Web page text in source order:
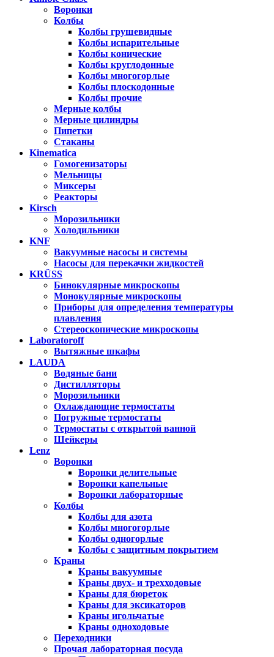
Воронки
Колбы
Колбы грушевидные
Колбы испарительные
Колбы конические
Колбы круглодонные
Колбы многогорлые
Колбы плоскодонные
Колбы прочие
Мерные колбы
Мерные цилиндры
Пипетки
Стаканы
Kinematica
Гомогенизаторы
Мельницы
Миксеры
Реакторы
Kirsch
Морозильники
Холодильники
KNF
Вакуумные насосы и системы
Насосы для перекачки жидкостей
KRÜSS
Бинокулярные микроскопы
Монокулярные микроскопы
Приборы для определения температуры
плавления
Стереоскопические микроскопы
Laboratoroff
Вытяжные шкафы
LAUDA
Водяные бани
Дистилляторы
Морозильники
Охлаждающие термостаты
Погружные термостаты
Термостаты с открытой ванной
Шейкеры
Lenz
Воронки
Воронки делительные
Воронки капельные
Воронки лабораторные
Колбы
Колбы для азота
Колбы многогорлые
Колбы одногорлые
Колбы с защитным покрытием
Краны
Краны вакуумные
Краны двух- и трехходовые
Краны для бюреток
Краны для эксикаторов
Краны игольчатые
Краны одноходовые
Переходники
Прочая лабораторная посуда